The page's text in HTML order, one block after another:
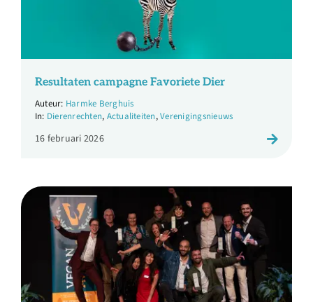
Resultaten campagne Favoriete Dier
Harmke Berghuis
Dierenrechten, Actualiteiten,Verenigingsnieuws
16 februari 2026